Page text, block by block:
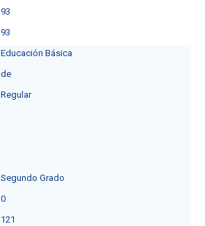
93
93
Educación Básica
de
Regular
Segundo Grado
0
121